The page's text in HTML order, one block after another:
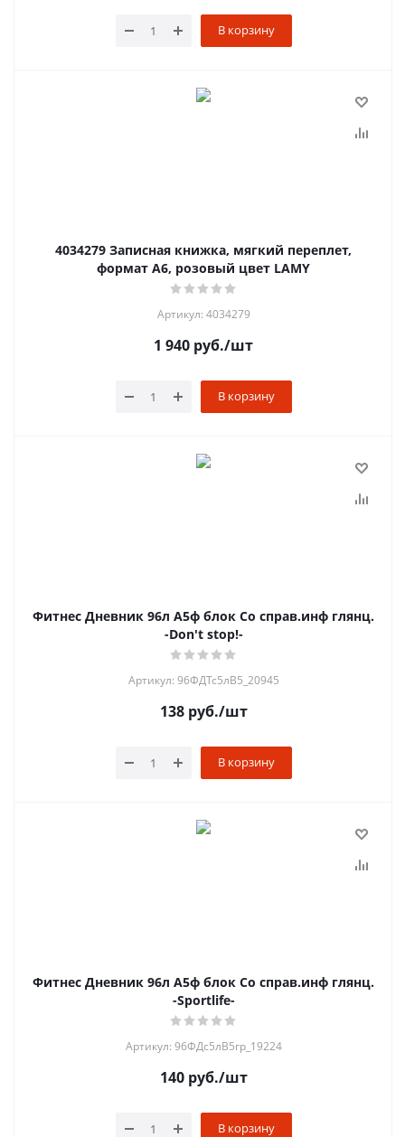
В корзину
4034279 Записная книжка, мягкий переплет,
формат А6, розовый цвет LAMY
Артикул: 4034279
1 940 руб./шт
В корзину
Фитнес Дневник 96л А5ф блок Со справ.инф глянц.
-Don't stop!-
Артикул: 96ФДТс5лВ5_20945
138руб./шт
В корзину
Фитнес Дневник 96л А5ф блок Со справ.инф глянц.
-Sportlife-
Артикул: 96ФДс5лВ5гр_19224
140руб./шт
В корзину